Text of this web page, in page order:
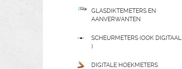
GLASDIKTEMETERS EN
AANVERWANTEN
SCHEURMETERS (OOK DIGITAAL
)
DIGITALE HOEKMETERS